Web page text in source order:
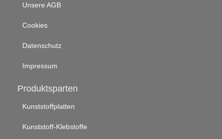
Unsere AGB
Cookies
Datenschutz
Impressum
Produktsparten
Kunststoffplatten
Kunststoff-Klebstoffe